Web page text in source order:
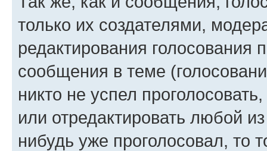
только их создателями,
редактирования голосования
сообщения в теме
никто не успел
или отредактировать любой
нибудь уже проголосовал, то